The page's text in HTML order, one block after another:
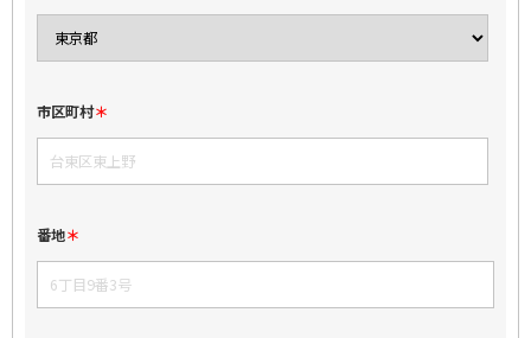
市区町村
番地